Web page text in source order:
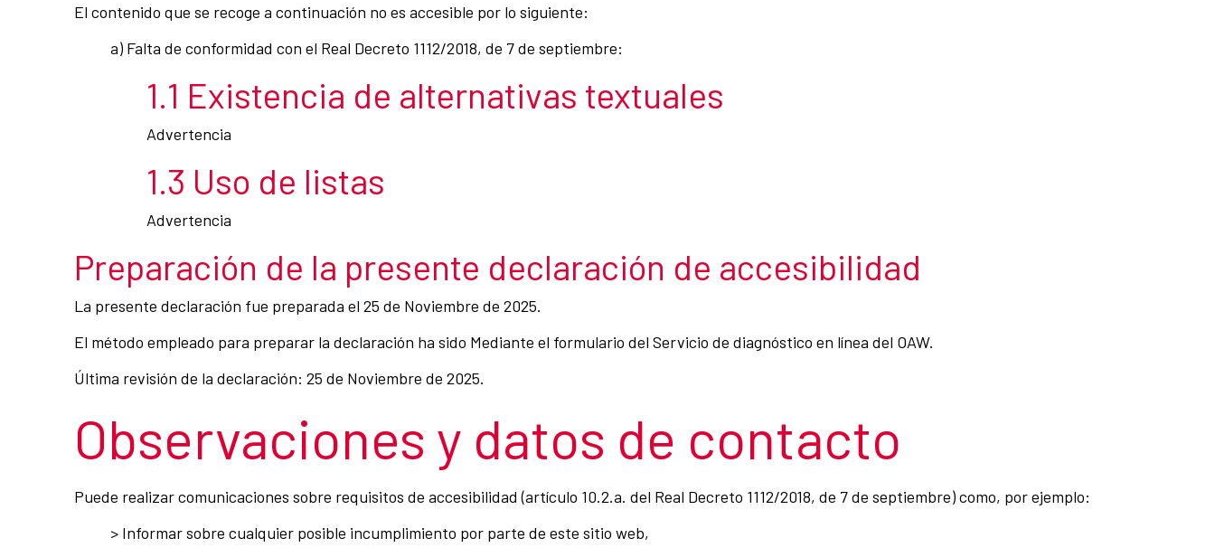
El contenido que se recoge a continuación no es accesible por lo siguiente:
a) Falta de conformidad con el Real Decreto 1112/2018, de 7 de septiembre:
1.1 Existencia de alternativas textuales
Advertencia
1.3 Uso de listas
Advertencia
Preparación de la presente declaración de accesibilidad
La presente declaración fue preparada el 25 de Noviembre de 2025.
El método empleado para preparar la declaración ha sido Mediante el formulario del Servicio de diagnóstico en línea del OAW.
Última revisión de la declaración: 25 de Noviembre de 2025.
Observaciones y datos de contacto
Puede realizar comunicaciones sobre requisitos de accesibilidad (artículo 10.2.a. del Real Decreto 1112/2018, de 7 de septiembre) como, por ejemplo:
> Informar sobre cualquier posible incumplimiento por parte de este sitio web,